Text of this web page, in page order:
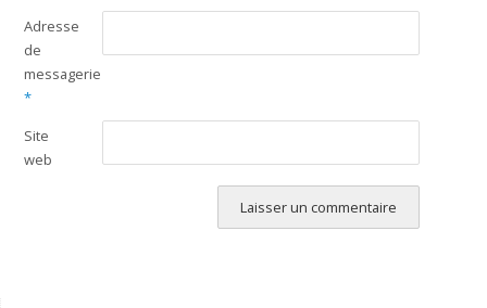
Adresse
de
messagerie
*
Site
web